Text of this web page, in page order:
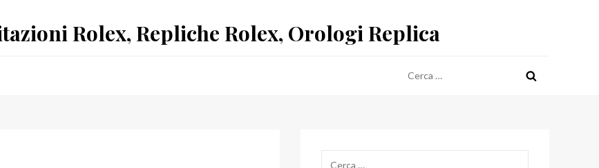
Rolex, Repliche Rolex, Orologi Replica
per: